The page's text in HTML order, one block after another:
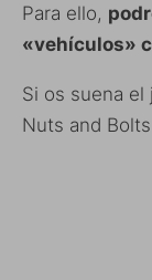
Para ello,
«vehículos»
Si os suena el
Nuts and